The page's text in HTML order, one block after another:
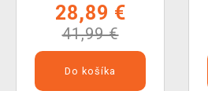
28,89 €
41,99 €
Do košíka